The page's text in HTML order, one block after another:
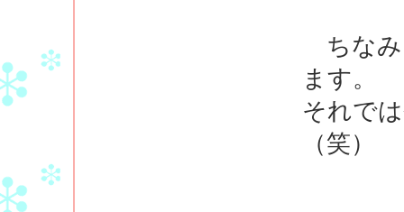
ちなみ
ます。
それで
（笑）